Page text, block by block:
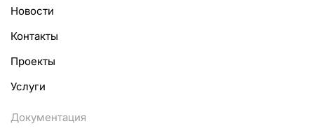
Новости
Контакты
Проекты
Услуги
Документация